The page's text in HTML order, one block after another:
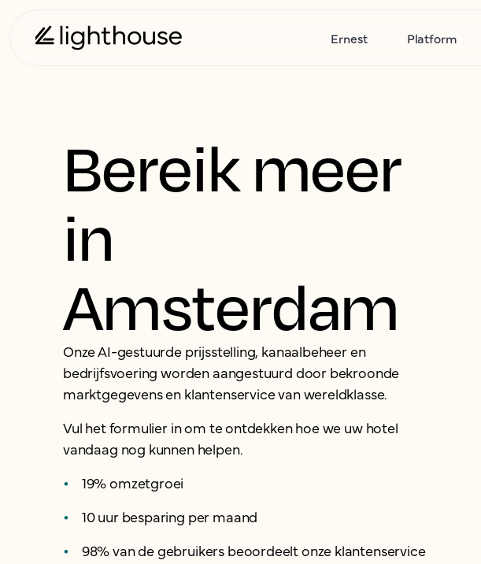
Ernest Platform
Bereik meer
in
Amsterdam
Onze AI-gestuurde prijsstelling, kanaalbeheer en
bedrijfsvoering worden aangestuurd door bekroonde
marktgegevens en klantenservice van wereldklasse.
Vul het formulier in om te ontdekken hoe we uw hotel
vandaag nog kunnen helpen.
19% omzetgroei
10 uur besparing per maand
98% van de gebruikers beoordeelt onze klantenservice